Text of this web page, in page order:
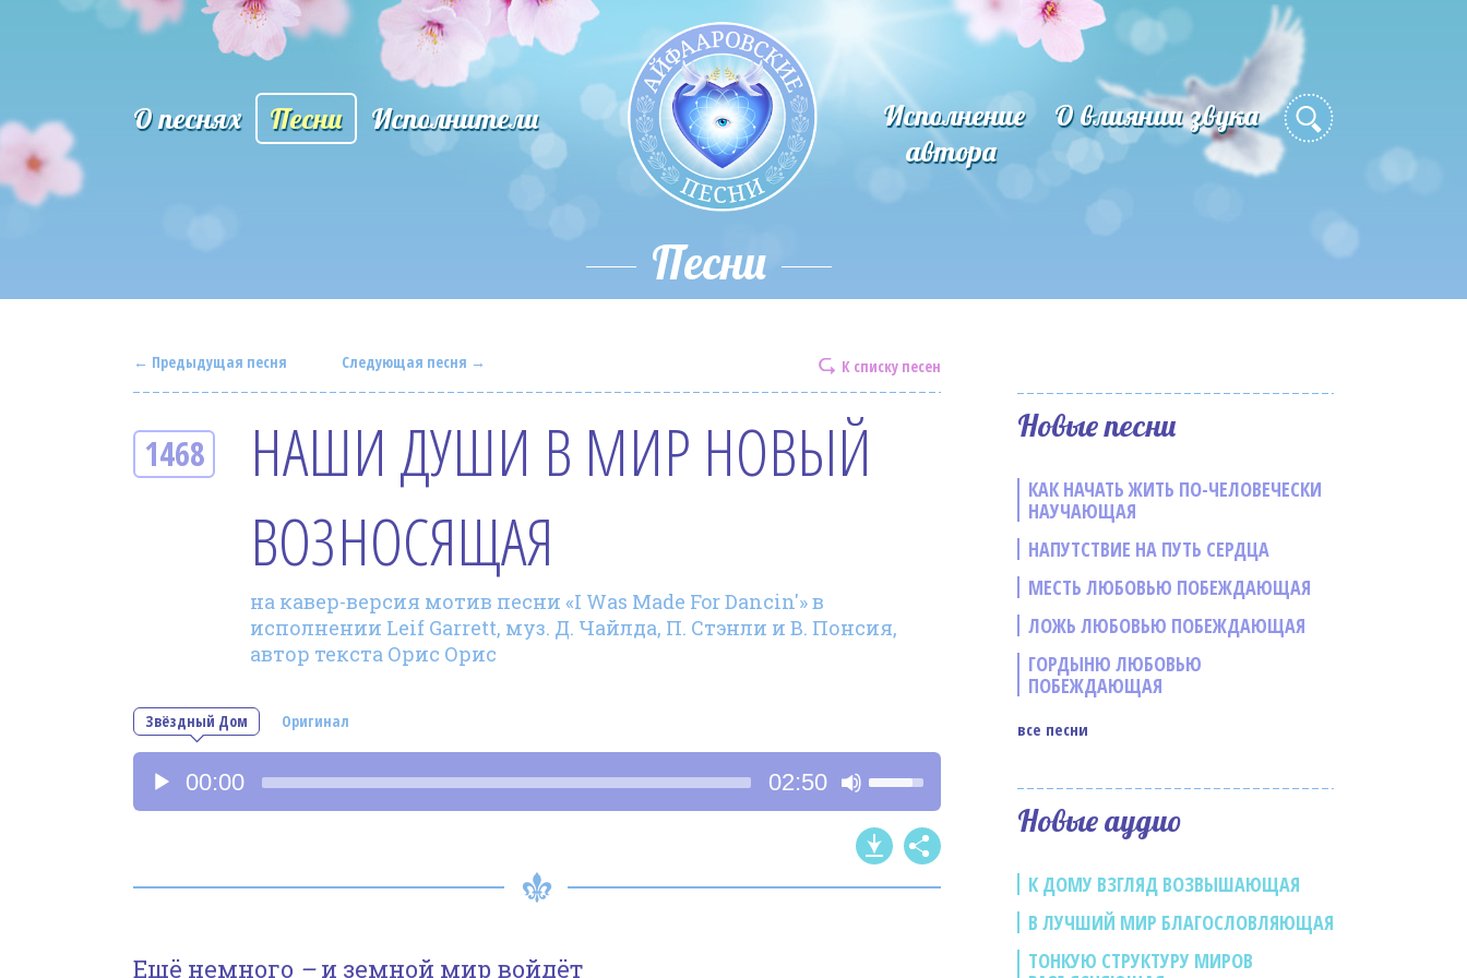
О песнях Песни Исполнители
Исполнение
автора
О влиянии звука
Песни
← Предыдущая песня К списку песен
Следующая песня →
1468
НАШИ ДУШИ В МИР НОВЫЙ
ВОЗНОСЯЩАЯ
на кавер-версия мотив песни «I Was Made For Dancin'» в
исполнении Leif Garrett, муз. Д. Чайлда, П. Стэнли и В. Понсия,
автор текста Орис Орис
Звёздный Дом Оригинал
Аудиоплеер
00:00 02:50
Используйте
клавиши
со
стрелками
Ещё немного –и земной мир войдёт
Новые песни
КАК НАЧАТЬ ЖИТЬ ПО-ЧЕЛОВЕЧЕСКИ
НАУЧАЮЩАЯ
НАПУТСТВИЕ НА ПУТЬ СЕРДЦА
МЕСТЬ ЛЮБОВЬЮ ПОБЕЖДАЮЩАЯ
ЛОЖЬ ЛЮБОВЬЮ ПОБЕЖДАЮЩАЯ
ГОРДЫНЮ ЛЮБОВЬЮ
ПОБЕЖДАЮЩАЯ
все песни
Новые аудио
К ДОМУ ВЗГЛЯД ВОЗВЫШАЮЩАЯ
В ЛУЧШИЙ МИР БЛАГОСЛОВЛЯЮЩАЯ
ТОНКУЮ СТРУКТУРУ МИРОВ